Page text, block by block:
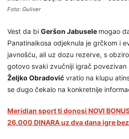
Foto: Guliver
Vest da bi Geršon Jabusele mogao
Panatinaikosa odjeknula je grčkom i
javnošću, ali uz dozu rezerve, s
gotovo svaki zvučniji igrač povezivan
Željko Obradović vratio na klupu
se dugo čekalo na konkretnije
Meridian sport ti donosi NOVI
26.000 DINARA uz dva dana igre